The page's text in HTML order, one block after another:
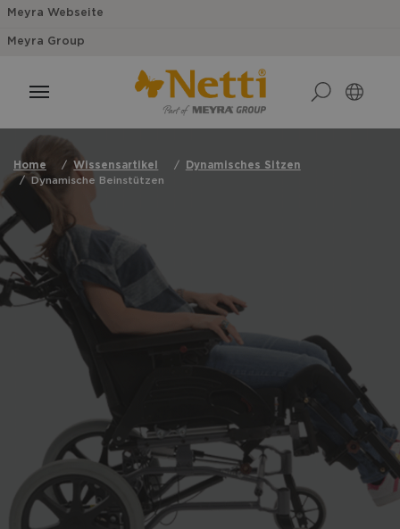
Meyra Webseite
Meyra Group
Home Wissensartikel
Dynamisches Sitzen
Dynamische Beinstützen